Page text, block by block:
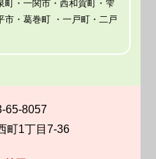
町・一関市・西和賀町・雫
市・葛巻町 ・一戸町・二戸
65-8057
町1丁目7-36